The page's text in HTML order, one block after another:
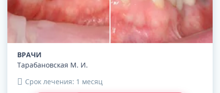
ВРАЧИ
Тарабановская М. И.
Срок лечения: 1 месяц